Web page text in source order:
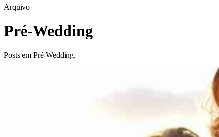
Arquivo
Pré-Wedding
Posts em Pré-Wedding.